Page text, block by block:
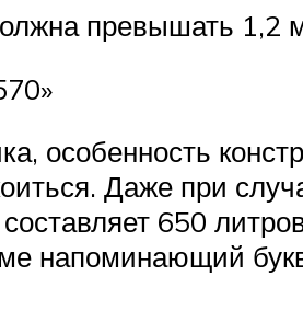
превышать 1,2
особенность
Даже при
650
напоминающий